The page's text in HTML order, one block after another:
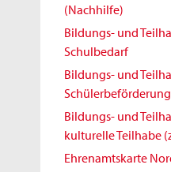
(Nachhilfe)
Bildungs- und
Schulbedarf
Bildungs- und
Schülerbeförderung
Bildungs- und
kulturelle Teilhabe
Ehrenamtskarte